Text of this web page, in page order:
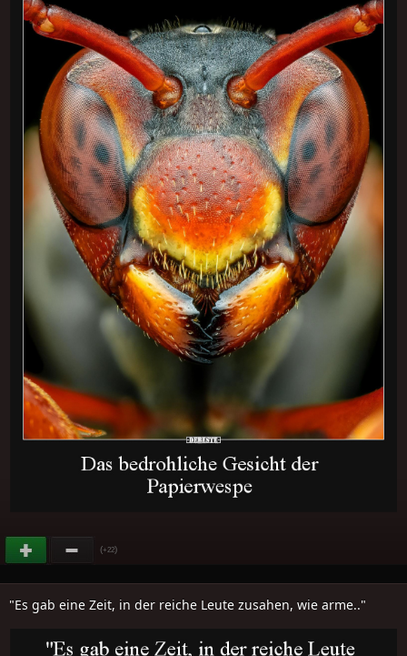
(+22)
"Es gab eine Zeit, in der reiche Leute zusahen, wie arme.."